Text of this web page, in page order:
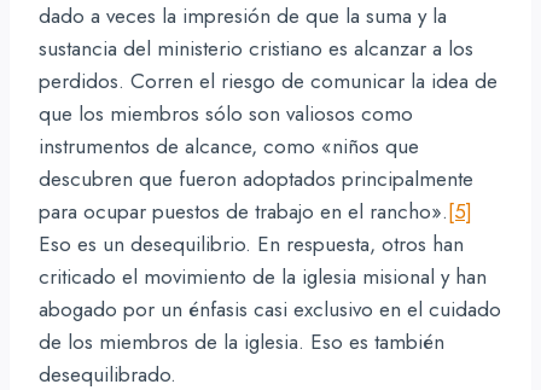
dado a veces la impresión de que la suma y la
sustancia del ministerio cristiano es alcanzar a los
perdidos. Corren el riesgo de comunicar la idea de
que los miembros sólo son valiosos como
instrumentos de alcance, como «niños que
descubren que fueron adoptados principalmente
para ocupar puestos de trabajo en el rancho».[5]
Eso es un desequilibrio. En respuesta, otros han
criticado el movimiento de la iglesia misional y han
abogado por un énfasis casi exclusivo en el cuidado
de los miembros de la iglesia. Eso es también
desequilibrado.